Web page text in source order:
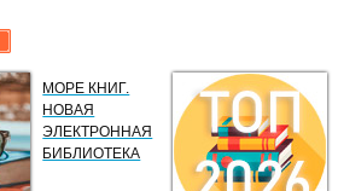
МОРЕ КНИГ.
НОВАЯ
ЭЛЕКТРОННАЯ
БИБЛИОТЕКА